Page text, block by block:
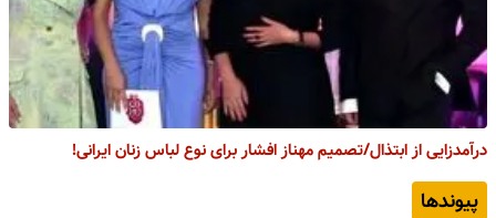
درآمدزایی از ابتذال/تصمیم مهناز افشار برای نوع لباس زنان ایرانی!
پیوندها